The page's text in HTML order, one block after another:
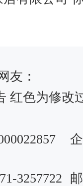
友：
红色为修改
3257722